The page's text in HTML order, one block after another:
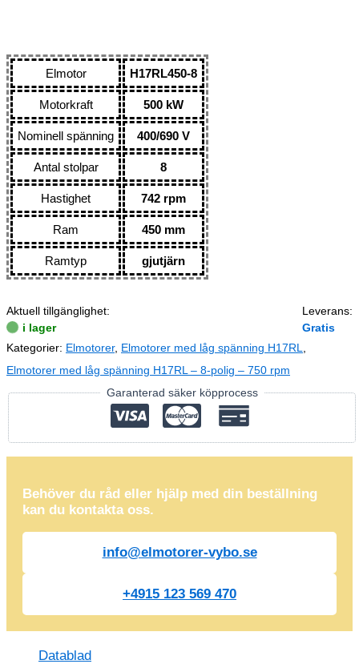
Elmotor H17RL450-8
Motorkraft 500 kW
Nominell spänning 400/690 V
Antal stolpar 8
Hastighet 742 rpm
Ram 450 mm
Ramtyp gjutjärn
Aktuell tillgänglighet:
i lager
Leverans:
Gratis
Kategorier: Elmotorer, Elmotorer med låg spänning H17RL
Elmotorer med låg spänning H17RL – 8-polig – 750 rpm
Garanterad säker köpprocess
Behöver du råd eller hjälp med din beställning
kan du kontakta oss.
info@elmotorer-vybo.se
+4915 123 569 470
Datablad